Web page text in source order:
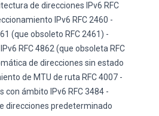
de direcciones IPv6 RFC
IPv6 RFC 2460 -
(que obsoleto RFC 2461) -
RFC 4862 (que obsoleta RFC
de direcciones sin estado
de MTU de ruta RFC 4007 -
ámbito IPv6 RFC 3484 -
direcciones predeterminado